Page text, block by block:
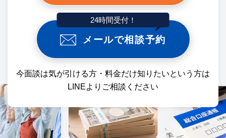
24時間受付！
メールで相談予約
今面談は気が引ける方・料金だけ知りたいという方は
LINEよりご相談ください